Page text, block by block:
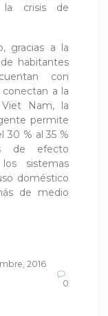
la crisis de
gracias a la
habitantes
con
conectan a la
Nam, la
permite
30 % al 35 %
de efecto
sistemas
doméstico
de medio
2016
0